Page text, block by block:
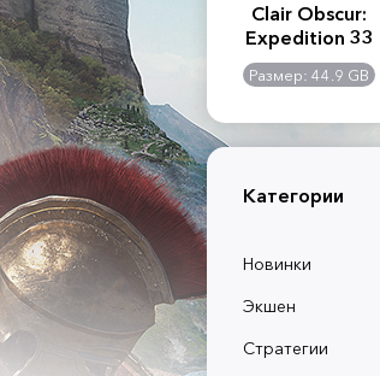
2:
-
GB
Assassin's Creed
Shadows
Размер: 117 GB
Clair Obscur:
Expedition 33
Размер: 44.9 GB
Категории
Новинки
Экшен
Стратегии